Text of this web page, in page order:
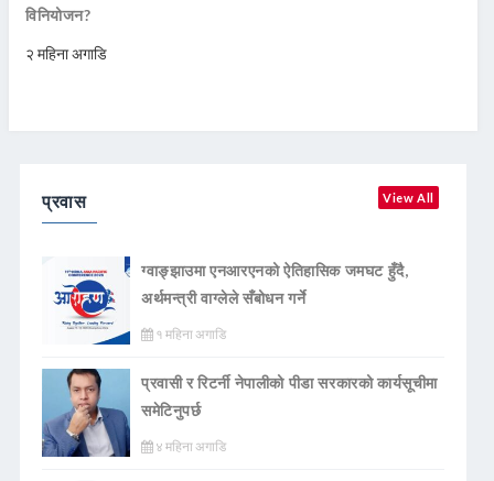
विनियोजन?
२ महिना अगाडि
प्रवास View All
ग्वाङ्झाउमा एनआरएनको ऐतिहासिक जमघट हुँदै,
अर्थमन्त्री वाग्लेले सँबोधन गर्ने
१ महिना अगाडि
प्रवासी र रिटर्नी नेपालीको पीडा सरकारको कार्यसूचीमा
समेटिनुपर्छ
४ महिना अगाडि